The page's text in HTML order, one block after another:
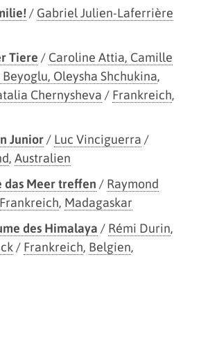
/ Gabriel Julien-Laferrière
Tiere / Caroline Attia, Camille
Beyoglu, Oleysha Shchukina,
Chernysheva / Frankreich,
Junior/ Luc Vinciguerra /
, Australien
das Meer treffen / Raymond
Frankreich, Madagaskar
des Himalaya / Rémi Durin,
/ Frankreich, Belgien,